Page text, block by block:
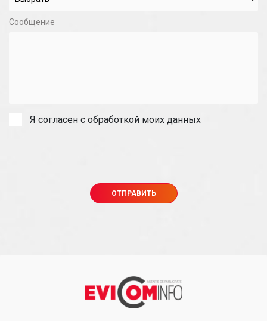
Сообщение
Я согласен с обработкой моих данных